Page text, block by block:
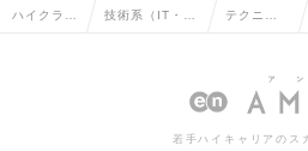
ハイクラス 技術系（IT・W テクニカ
若手ハイキャリアのス